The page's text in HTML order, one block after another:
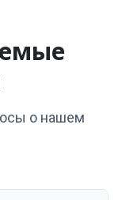
о нашем